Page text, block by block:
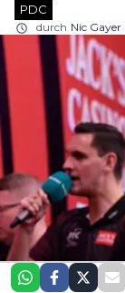
PDC
durch Nic Gayer